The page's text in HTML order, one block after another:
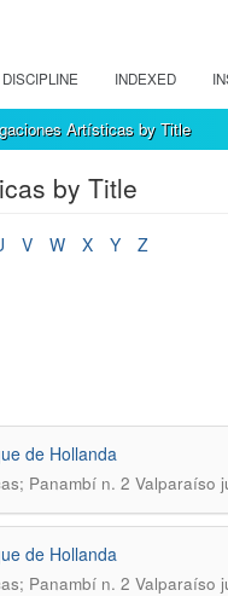
DISCIPLINE INDEXED
Artísticas by Title
by Title
V W X Y Z
de Hollanda
Panambí n. 2 Valparaíso
de Hollanda
Panambí n. 2 Valparaíso